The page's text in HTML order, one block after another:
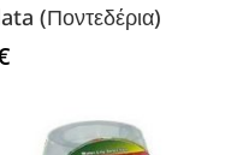
(Ποντεδέρια)